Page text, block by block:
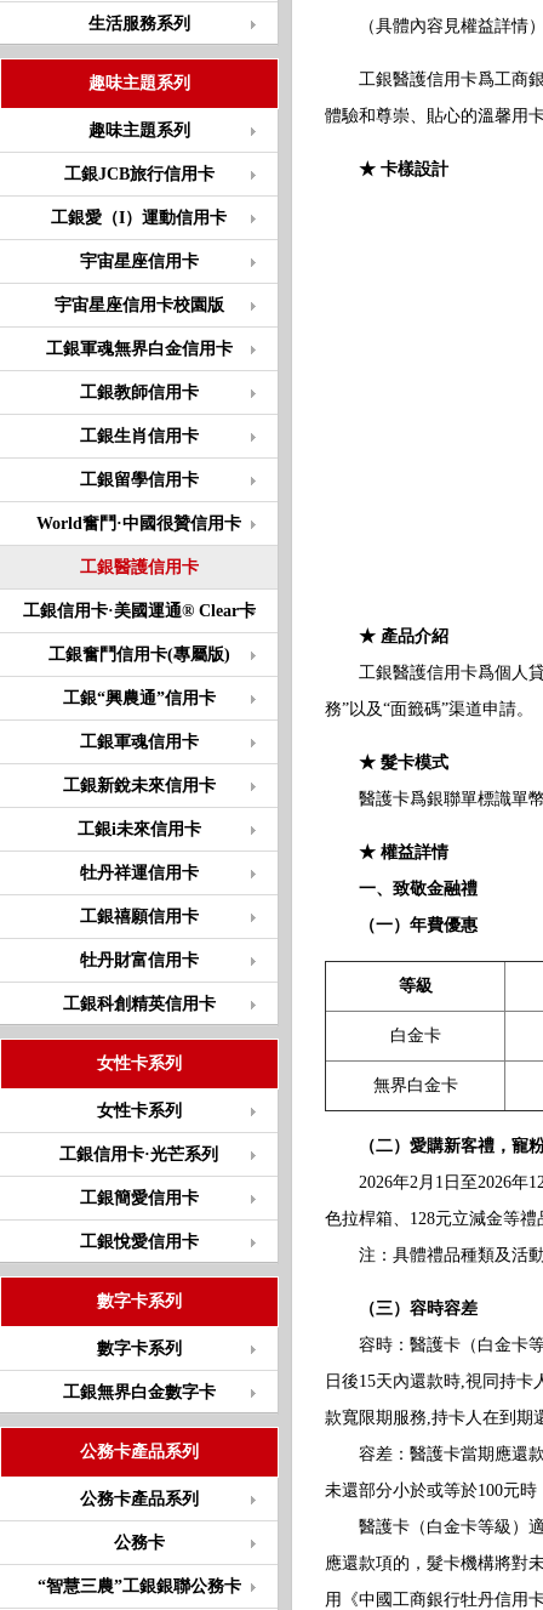
生活服務系列
趣味主題系列
趣味主題系列
工銀JCB旅行信用卡
工銀愛（I）運動信用卡
宇宙星座信用卡
宇宙星座信用卡校園版
工銀軍魂無界白金信用卡
工銀教師信用卡
工銀生肖信用卡
工銀留學信用卡
World奮鬥·中國很贊信用卡
工銀醫護信用卡
工銀信用卡·美國運通® Clear卡
工銀奮鬥信用卡(專屬版)
工銀“興農通”信用卡
工銀軍魂信用卡
工銀新銳未來信用卡
工銀i未來信用卡
牡丹祥運信用卡
工銀禧願信用卡
牡丹財富信用卡
工銀科創精英信用卡
女性卡系列
女性卡系列
工銀信用卡·光芒系列
工銀簡愛信用卡
工銀悅愛信用卡
數字卡系列
數字卡系列
工銀無界白金數字卡
公務卡產品系列
公務卡產品系列
公務卡
“智慧三農”工銀銀聯公務卡
（具體內容見權益詳情
工銀醫護信用卡爲工商銀
體驗和尊崇、貼心的溫馨用
★ 卡樣設計
★ 產品介紹
工銀醫護信用卡爲個人貸
務”以及“面籤碼”渠道申請。
★ 髮卡模式
醫護卡爲銀聯單標識單幣
★ 權益詳情
一、致敬金融禮
（一）年費優惠
等級
白金卡
無界白金卡
（二）愛購新客禮，寵粉
2026年2月1日至2026年12
色拉桿箱、128元立減金等
注：具體禮品種類及活動
（三）容時容差
容時：醫護卡（白金卡等
日後15天內還款時,視同持
款寬限期服務,持卡人在到期
容差：醫護卡當期應還款
未還部分小於或等於100元
醫護卡（白金卡等級）適
應還款項的，髮卡機構將對
用《中國工商銀行牡丹信用